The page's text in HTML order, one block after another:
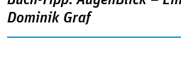
Dominik Graf